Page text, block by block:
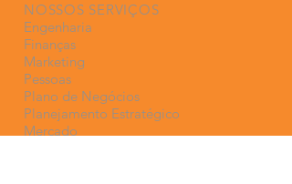
NOSSOS SERVIÇOS
Engenharia
Finanças
Marketing
Pessoas
Plano de Negócios
Planejamento Estratégico
Mercado